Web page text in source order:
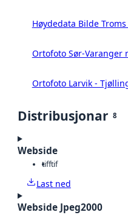
Høydedata Bilde Troms
Ortofoto Sør-Varanger
Ortofoto Larvik -
Distribusjonar 8
Webside
tifftif
Last ned
Webside Jpeg2000